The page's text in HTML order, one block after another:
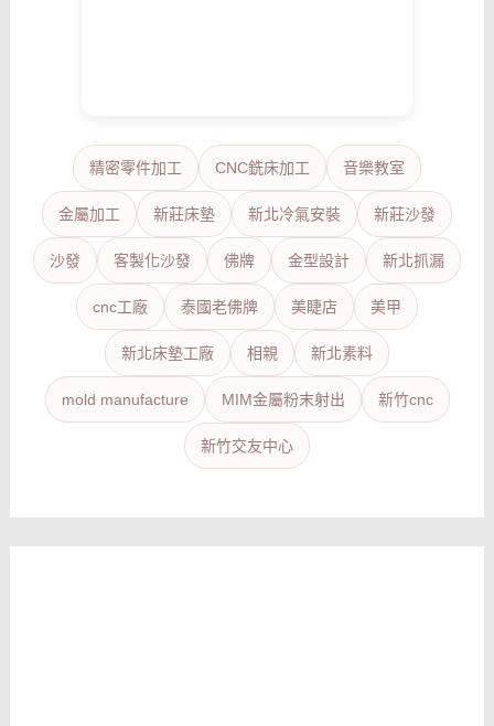
精密零件加工 CNC銑床加工 音樂教室
金屬加工 新莊床墊 新北冷氣安裝 新莊沙發
沙發 客製化沙發 佛牌 金型設計 新北抓漏
cnc工廠 泰國老佛牌 美睫店 美甲
新北床墊工廠 相親 新北素料
mold manufacture MIM金屬粉末射出 新竹cnc
新竹交友中心